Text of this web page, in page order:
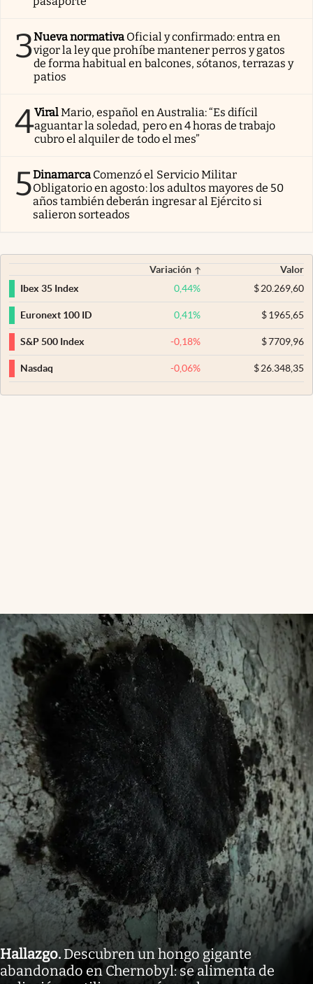
3Nueva normativa Oficial y confirmado: entra en
vigor la ley que prohíbe mantener perros y gatos
de forma habitual en balcones, sótanos, terrazas y
patios
4ViralMario, español en Australia: “Es difícil
aguantar la soledad, pero en 4 horas de trabajo
cubro el alquiler de todo el mes”
5Dinamarca Comenzó el Servicio Militar
Obligatorio en agosto: los adultos mayores de 50
años también deberán ingresar al Ejército si
salieron sorteados
Variación
Valor
Ibex 35 Index
0,44% $20.269,60
Euronext 100 ID 0,41% $1965,65
S&P 500 Index -0,18% $7709,96
Nasdaq -0,06% $26.348,35
Hallazgo. Descubren un hongo gigante
abandonado en Chernobyl: se alimenta de